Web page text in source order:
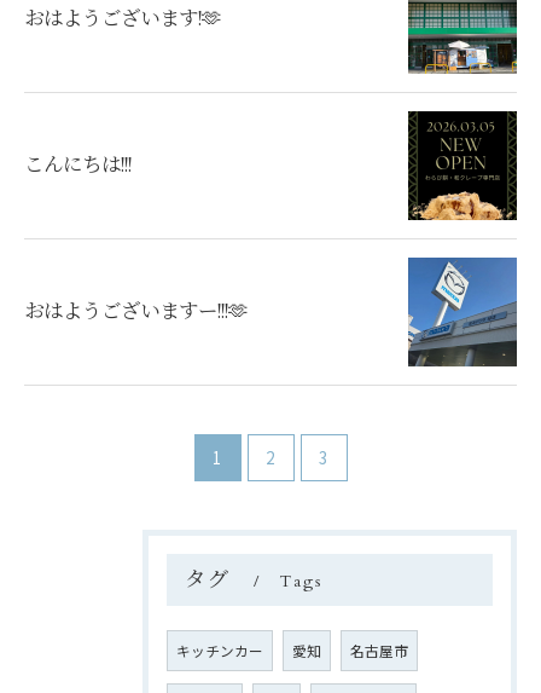
おはようございます!🫶
こんにちは!!!
おはようございますー!!!🫶
1 2 3
タグ Tags
キッチンカー 愛知 名古屋市